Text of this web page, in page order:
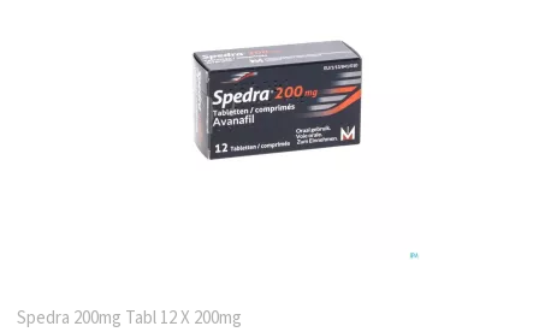
Spedra 200mg Tabl 12 X 200mg